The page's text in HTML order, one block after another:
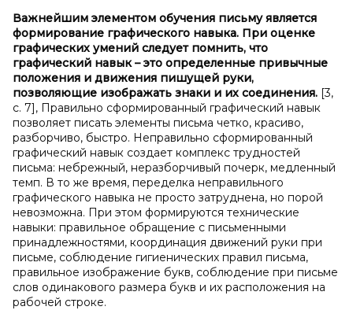
Важнейшим элементом обучения письму является
формирование графического навыка. При оценке
графических умений следует помнить, что
графический навык – это определенные привычные
положения и движения пишущей руки,
позволяющие изображать знаки и их соединения. [3,
с. 7], Правильно сформированный графический навык
позволяет писать элементы письма четко, красиво,
разборчиво, быстро. Неправильно сформированный
графический навык создает комплекс трудностей
письма: небрежный, неразборчивый почерк, медленный
темп. В то же время, переделка неправильного
графического навыка не просто затруднена, но порой
невозможна. При этом формируются технические
навыки: правильное обращение с письменными
принадлежностями, координация движений руки при
письме, соблюдение гигиенических правил письма,
правильное изображение букв, соблюдение при письме
слов одинакового размера букв и их расположения на
рабочей строке.